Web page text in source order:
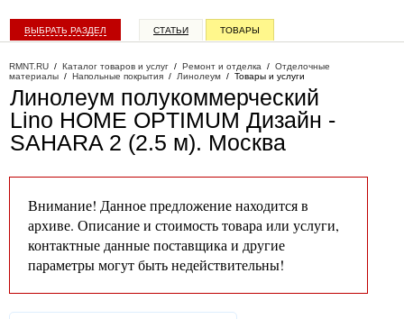
ВЫБРАТЬ РАЗДЕЛ СТАТЬИ ТОВАРЫ
RMNT.RU / Каталог товаров и услуг / Ремонт и отделка / Отделочные
материалы / Напольные покрытия / Линолеум / Товары и услуги
Линолеум полукоммерческий
Lino HOME OPTIMUM Дизайн -
SAHARA 2 (2.5 м). Москва
Внимание! Данное предложение находится в
архиве. Описание и стоимость товара или услуги,
контактные данные поставщика и другие
параметры могут быть недействительны!